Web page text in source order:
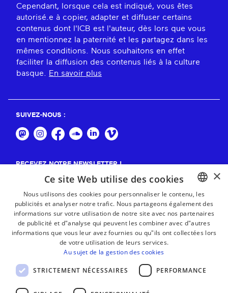
Cependant, lorsque cela est indiqué, vous êtes
autorisé.e à copier, adapter et diffuser certains
contenus dont l'ICB est l'auteur, dès lors que vous
en mentionnez la paternité et les partagez dans les
mêmes conditions. Nous souhaitons en effet
faciliter la diffusion des contenus liés à la culture
basque. En savoir plus
SUIVEZ-NOUS :
RECEVEZ NOTRE NEWSLETTER !
BASQUE
FRENCH
×
Ce site Web utilise des cookies
Nous utilisons des cookies pour personnaliser le contenu, les
publicités et analyser notre trafic. Nous partageons également des
informations sur votre utilisation de notre site avec nos partenaires
de publicité et d"analyse qui peuvent les combiner avec d"autres
informations que vous leur avez fournies ou qu"ils ont collectées lors
de votre utilisation de leurs services.
Au sujet de la gestion des cookies
STRICTEMENT NÉCESSAIRES PERFORMANCE